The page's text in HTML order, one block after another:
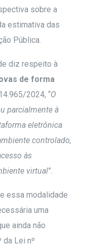
sobre a
estimativa das
Pública.
diz respeito à
de forma
2024, “O
parcialmente à
eletrônica
controlado,
às
virtual”.
essa modalidade
uma
ainda não
da Lei nº